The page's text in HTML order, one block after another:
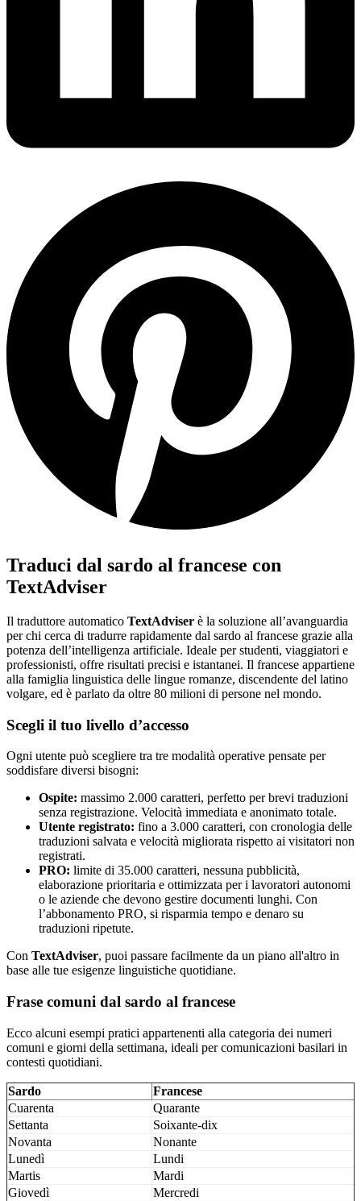
Traduci dal sardo al francese con
TextAdviser
Il traduttore automatico TextAdviser è la soluzione all’avanguardia
per chi cerca di tradurre rapidamente dal sardo al francese grazie alla
potenza dell’intelligenza artificiale. Ideale per studenti, viaggiatori e
professionisti, offre risultati precisi e istantanei. Il francese appartiene
alla famiglia linguistica delle lingue romanze, discendente del latino
volgare, ed è parlato da oltre 80 milioni di persone nel mondo.
Scegli il tuo livello d’accesso
Ogni utente può scegliere tra tre modalità operative pensate per
soddisfare diversi bisogni:
Ospite: massimo 2.000 caratteri, perfetto per brevi traduzioni
senza registrazione. Velocità immediata e anonimato totale.
Utente registrato: fino a 3.000 caratteri, con cronologia delle
traduzioni salvata e velocità migliorata rispetto ai visitatori non
registrati.
PRO: limite di 35.000 caratteri, nessuna pubblicità,
elaborazione prioritaria e ottimizzata per i lavoratori autonomi
o le aziende che devono gestire documenti lunghi. Con
l’abbonamento PRO, si risparmia tempo e denaro su
traduzioni ripetute.
Con TextAdviser, puoi passare facilmente da un piano all'altro in
base alle tue esigenze linguistiche quotidiane.
Frase comuni dal sardo al francese
Ecco alcuni esempi pratici appartenenti alla categoria dei numeri
comuni e giorni della settimana, ideali per comunicazioni basilari in
contesti quotidiani.
Sardo
Francese
Cuarenta
Quarante
Settanta
Soixante-dix
Novanta
Nonante
Lunedì
Lundi
Martis
Mardi
Giovedì
Mercredi